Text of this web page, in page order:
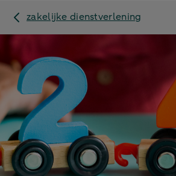
zakelijke dienstverlening